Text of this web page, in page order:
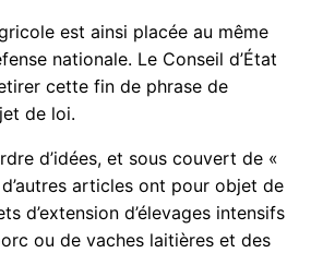
est ainsi placée au même
nationale. Le Conseil d’État
cette fin de phrase de
de loi.
d’idées, et sous couvert de «
articles ont pour objet de
d’extension d’élevages intensifs
ou de vaches laitières et des